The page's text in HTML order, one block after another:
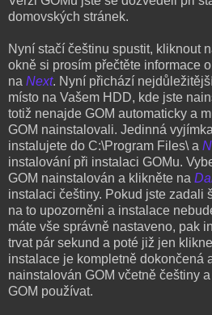
domovských stránek.
Nyní stačí češtinu spustit, kliknout
okně si prosím přečtěte informace
na Next. Nyní přichází
místo na Vašem HDD, kde jste
totiž nenajde GOM automaticky a
GOM nainstalovali. Jedinná
instalujete do C:\Program Files\ a
instalování při instalaci GOMu.
GOM nainstalován a klikněte na
instalaci češtiny. Pokud jste zadali
na to upozorněni a instalace
máte vše správně nastaveno, pak
trvat pár sekund a poté již jen
instalace je kompletně dokončená
nainstalován GOM včetně češtiny
GOM používat.